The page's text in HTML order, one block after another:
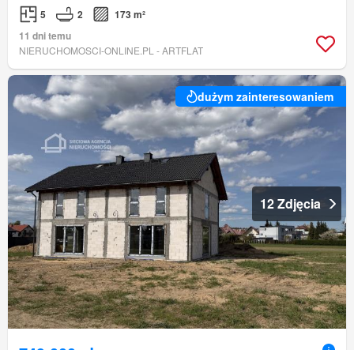
5 2
173 m²
11 dni temu
NIERUCHOMOSCI-ONLINE.PL - ARTFLAT
dużym zainteresowaniem
12 Zdjęcia